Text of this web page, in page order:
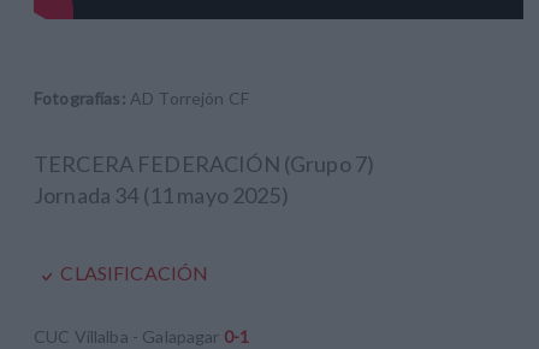
Fotografías: AD Torrejón CF
TERCERA FEDERACIÓN (Grupo 7)
Jornada 34 (11 mayo 2025)
CLASIFICACIÓN
CUC Villalba - Galapagar 0-1